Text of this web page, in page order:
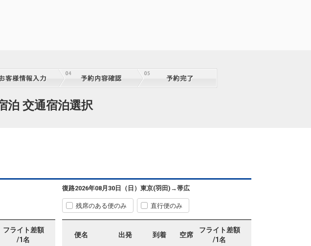
泊 交通宿泊選択
フライト差額
/1名
+18,700円
+21,200円
復路2026年08月30日（日） 東京(羽田) →帯広
残席のある便のみ 直行便のみ
便名 出発 到着 空席
フライト差額
/1名
573便
東京(羽田)
07:45
帯広
09:15
6 +3,400円
クラスJを利用する 3 +5,900円